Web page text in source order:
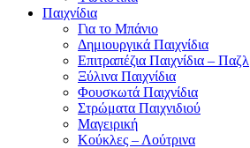
Παιχνίδια
Για το Μπάνιο
Δημιουργικά Παιχνίδια
Επιτραπέζια Παιχνίδια – Παζλ
Ξύλινα Παιχνίδια
Φουσκωτά Παιχνίδια
Στρώματα Παιχνιδιού
Μαγειρική
Κούκλες – Λούτρινα